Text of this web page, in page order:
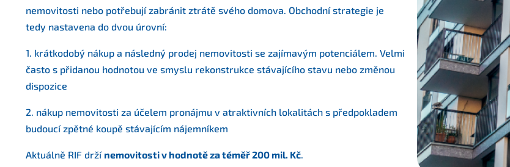
nemovitosti nebo potřebují zabránit ztrátě svého domova. Obchodní strategie je
tedy nastavena do dvou úrovní:
1. krátkodobý nákup a následný prodej nemovitosti se zajímavým potenciálem. Velmi
často s přidanou hodnotou ve smyslu rekonstrukce stávajícího stavu nebo změnou
dispozice
2. nákup nemovitosti za účelem pronájmu v atraktivních lokalitách s předpokladem
budoucí zpětné koupě stávajícím nájemníkem
Aktuálně RIF drží nemovitosti v hodnotě za téměř200 mil. Kč.